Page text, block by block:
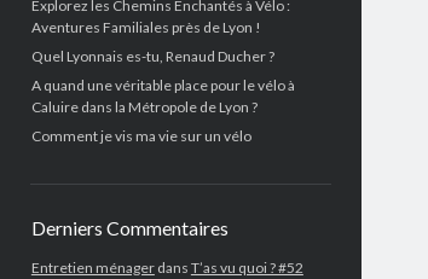
Explorez les Chemins Enchantés à Vélo :
Aventures Familiales près de Lyon !
Quel Lyonnais es-tu, Renaud Ducher ?
A quand une véritable place pour le vélo à
Caluire dans la Métropole de Lyon ?
Comment je vis ma vie sur un vélo
Derniers Commentaires
Entretien ménagerdans T’as vu quoi ? #52